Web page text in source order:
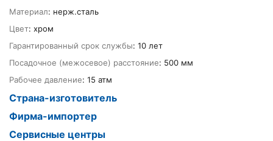
Материал: нерж.сталь
Цвет: хром
Гарантированный срок службы: 10 лет
Посадочное (межосевое) расстояние: 500 мм
Рабочее давление: 15 атм
Страна-изготовитель
Фирма-импортер
Сервисные центры